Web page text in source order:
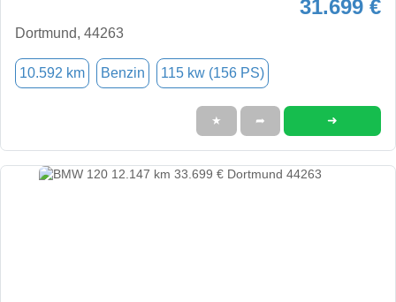
31.699 €
Dortmund, 44263
10.592 km Benzin 115 kw (156 PS)
★ ➦ ➜